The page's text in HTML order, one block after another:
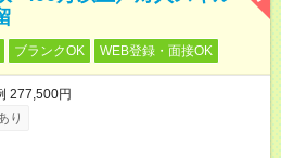
ブランクOK WEB登録・面接OK
277,500円
り